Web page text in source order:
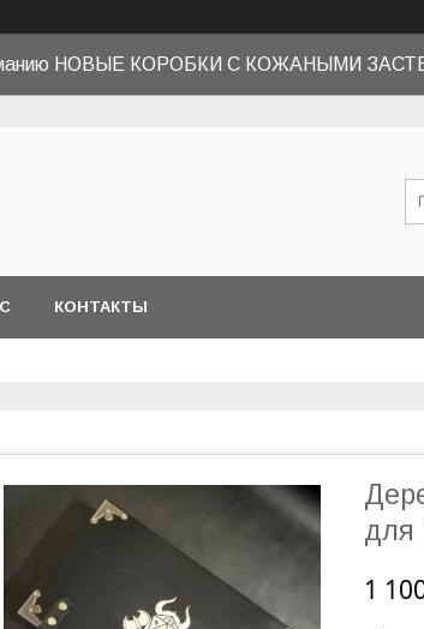
НОВЫЕ КОРОБКИ С КОЖАНЫМИ
КОНТАКТЫ
для
1